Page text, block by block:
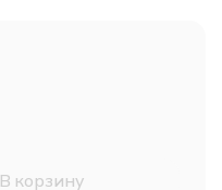
В корзину